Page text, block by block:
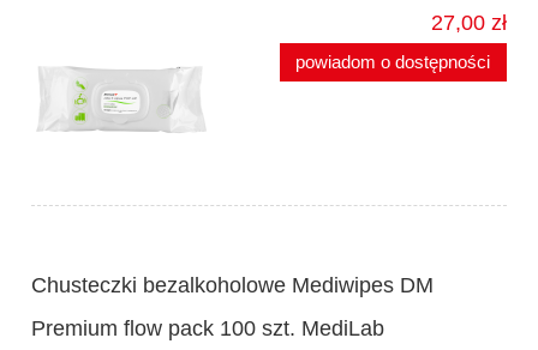
27,00 zł
powiadom o dostępności
Chusteczki bezalkoholowe Mediwipes DM
Premium flow pack 100 szt. MediLab